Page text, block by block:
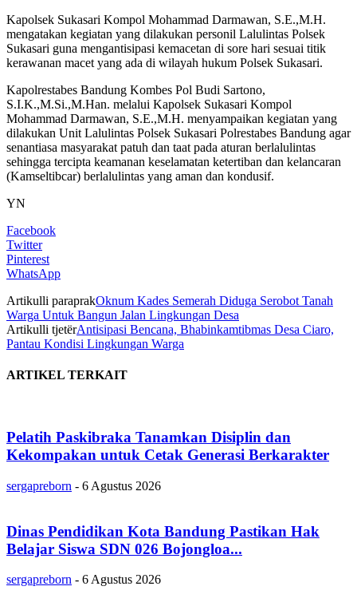
Kapolsek Sukasari Kompol Mohammad Darmawan, S.E.,M.H.
mengatakan kegiatan yang dilakukan personil Lalulintas Polsek
Sukasari guna mengantisipasi kemacetan di sore hari sesuai titik
kerawanan macet yang ada di wilayah hukum Polsek Sukasari.
Kapolrestabes Bandung Kombes Pol Budi Sartono,
S.I.K.,M.Si.,M.Han. melalui Kapolsek Sukasari Kompol
Mohammad Darmawan, S.E.,M.H. menyampaikan kegiatan yang
dilakukan Unit Lalulintas Polsek Sukasari Polrestabes Bandung agar
senantiasa masyarakat patuh dan taat pada aturan berlalulintas
sehingga tercipta keamanan keselamatan ketertiban dan kelancaran
(Kamseltibcar) berlalulintas yang aman dan kondusif.
YN
Facebook
Twitter
Pinterest
WhatsApp
Artikulli paraprakOknum Kades Semerah Diduga Serobot Tanah
Warga Untuk Bangun Jalan Lingkungan Desa
Artikulli tjetërAntisipasi Bencana, Bhabinkamtibmas Desa Ciaro,
Pantau Kondisi Lingkungan Warga
ARTIKEL TERKAIT
Pelatih Paskibraka Tanamkan Disiplin dan
Kekompakan untuk Cetak Generasi Berkarakter
sergapreborn - 6 Agustus 2026
Dinas Pendidikan Kota Bandung Pastikan Hak
Belajar Siswa SDN 026 Bojongloa...
sergapreborn - 6 Agustus 2026